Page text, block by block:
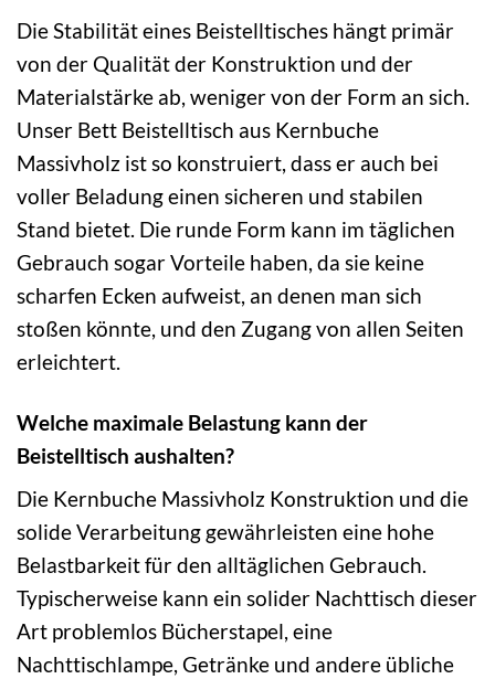
Die Stabilität eines Beistelltisches hängt primär
von der Qualität der Konstruktion und der
Materialstärke ab, weniger von der Form an sich.
Unser Bett Beistelltisch aus Kernbuche
Massivholz ist so konstruiert, dass er auch bei
voller Beladung einen sicheren und stabilen
Stand bietet. Die runde Form kann im täglichen
Gebrauch sogar Vorteile haben, da sie keine
scharfen Ecken aufweist, an denen man sich
stoßen könnte, und den Zugang von allen Seiten
erleichtert.
Welche maximale Belastung kann der
Beistelltisch aushalten?
Die Kernbuche Massivholz Konstruktion und die
solide Verarbeitung gewährleisten eine hohe
Belastbarkeit für den alltäglichen Gebrauch.
Typischerweise kann ein solider Nachttisch dieser
Art problemlos Bücherstapel, eine
Nachttischlampe, Getränke und andere übliche